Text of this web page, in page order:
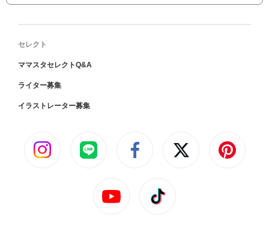
セレクト
ママスタセレクトQ&A
ライター募集
イラストレーター募集